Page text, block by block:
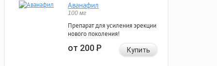
Аванафил
100 мг
Препарат для усиления эрекции
нового поколения!
от 200Р Купить